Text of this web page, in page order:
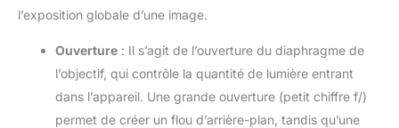
l’exposition globale d’une image.
Ouverture : Il s’agit de l’ouverture du diaphragme de
l’objectif, qui contrôle la quantité de lumière entrant
dans l’appareil. Une grande ouverture (petit chiffre f/)
permet de créer un flou d’arrière-plan, tandis qu’une